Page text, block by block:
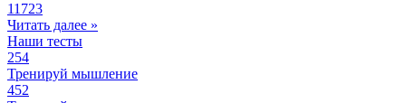
11723
Читать далее »
Наши тесты
254
Тренируй мышление
452